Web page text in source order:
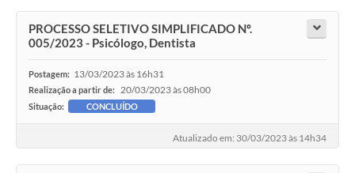
PROCESSO SELETIVO SIMPLIFICADO Nº.
005/2023 - Psicólogo, Dentista
Postagem: 13/03/2023 às 16h31
Realização a partir de: 20/03/2023 às 08h00
Situação: CONCLUÍDO
Atualizado em: 30/03/2023 às 14h34